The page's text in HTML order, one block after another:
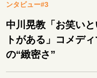
未知への挑戦
表現者の葛藤
人生
キャリア・働き方
セカンドキャリアの描き方
ンタビュー#3
中川晃教「お笑い
トがある」コメデ
の“緻密さ”